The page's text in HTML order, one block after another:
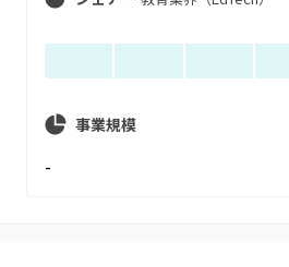
事業規模
-